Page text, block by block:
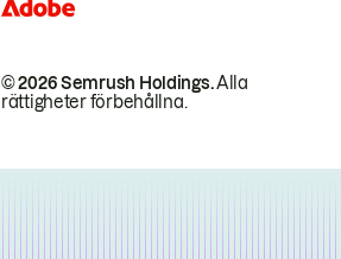
© 2026 Semrush Holdings.Alla
rättigheter förbehållna.